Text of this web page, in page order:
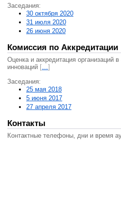
Заседания:
30 октября 2020
31 июля 2020
26 июня 2020
Комиссия по Аккредитации
Оценка и аккредитация организаций
инноваций […]
Заседания:
25 мая 2018
5 июня 2017
27 апреля 2017
Контакты
Контактные телефоны, дни и время